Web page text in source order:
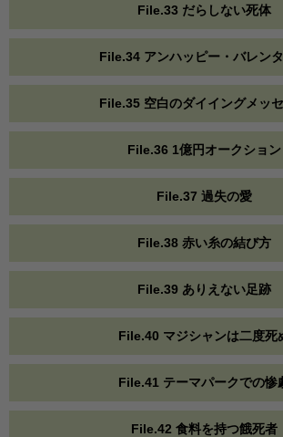
File.33 だらしない死体
File.34 アンハッピー・バレン
File.35 空白のダイイングメッ
File.36 1億円オークション
File.37 過失の愛
File.38 赤い糸の結び方
File.39 ありえない足跡
File.40 マジシャンは二度死
File.41 テーマパークでの惨
File.42 食料を持つ餓死者